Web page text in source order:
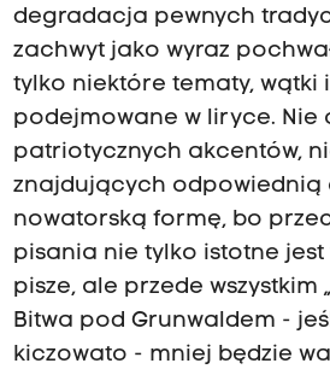
degradacja pewnych
zachwyt jako wyraz
tylko niektóre tematy, wątki
podejmowane w liryce. Nie
patriotycznych akcentów,
znajdujących odpowiednią
nowatorską formę, bo
pisania nie tylko istotne jest
pisze, ale przede wszystkim
Bitwa pod Grunwaldem -
kiczowato - mniej będzie